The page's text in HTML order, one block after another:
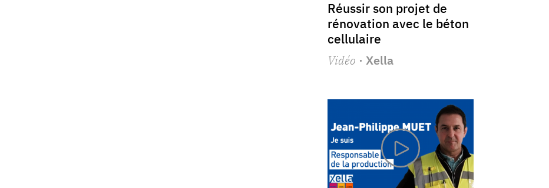
Réussir son projet de
rénovation avec le béton
cellulaire
Vidéo · Xella